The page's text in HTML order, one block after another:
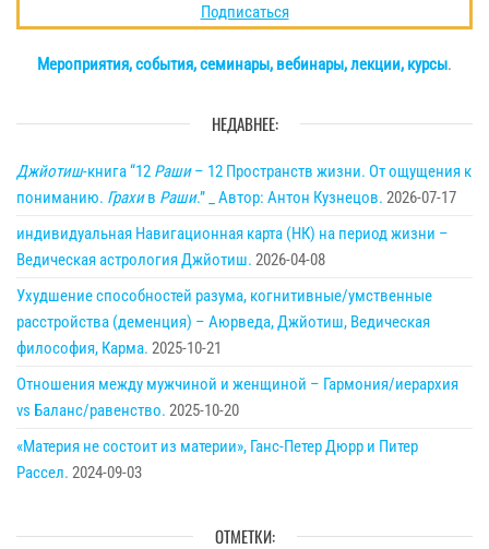
Подписаться
Мероприятия, события, семинары, вебинары, лекции, курсы.
НЕДАВНЕЕ:
Джйотиш-книга “12 Раши– 12 Пространств жизни. От ощущения к
пониманию. Грахив Раши.” _ Автор: Антон Кузнецов. 2026-07-17
индивидуальная Навигационная карта (НК) на период жизни –
Ведическая астрология Джйотиш. 2026-04-08
Ухудшение способностей разума, когнитивные/умственные
расстройства (деменция) – Аюрведа, Джйотиш, Ведическая
философия, Карма. 2025-10-21
Отношения между мужчиной и женщиной – Гармония/иерархия
vs Баланс/равенство. 2025-10-20
«Материя не состоит из материи», Ганс-Петер Дюрр и Питер
Рассел. 2024-09-03
ОТМЕТКИ: